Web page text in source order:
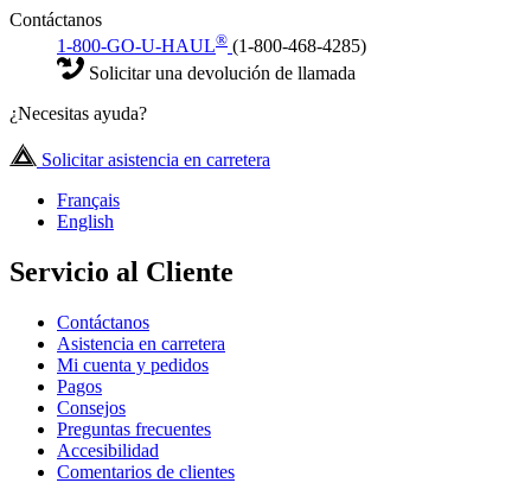
Contáctanos
1-800-GO-U-HAUL® (1-800-468-4285)
Solicitar una devolución de llamada
¿Necesitas ayuda?
Solicitar asistencia en carretera
Français
English
Servicio al Cliente
Contáctanos
Asistencia en carretera
Mi cuenta y pedidos
Pagos
Consejos
Preguntas frecuentes
Accesibilidad
Comentarios de clientes